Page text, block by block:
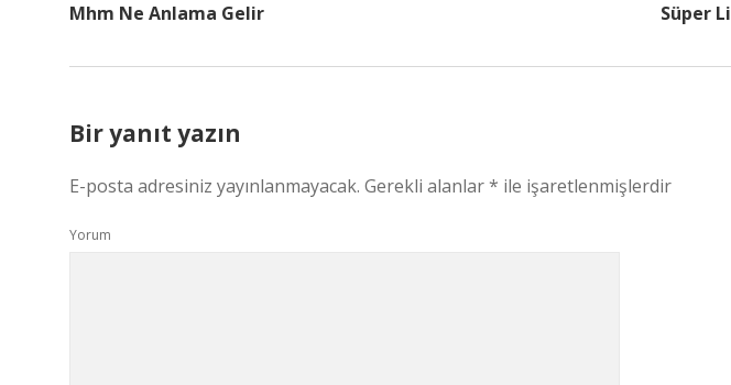
Mhm Ne Anlama Gelir Süper
Bir yanıt yazın
E-posta adresiniz yayınlanmayacak. Gerekli alanlar* ile işaretlenmişlerdir
Yorum